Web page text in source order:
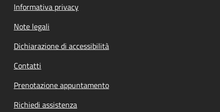
Informativa privacy
Note legali
Dichiarazione di accessibilità
Contatti
Prenotazione appuntamento
Richiedi assistenza